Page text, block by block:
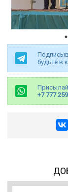
будьте в
+7 777